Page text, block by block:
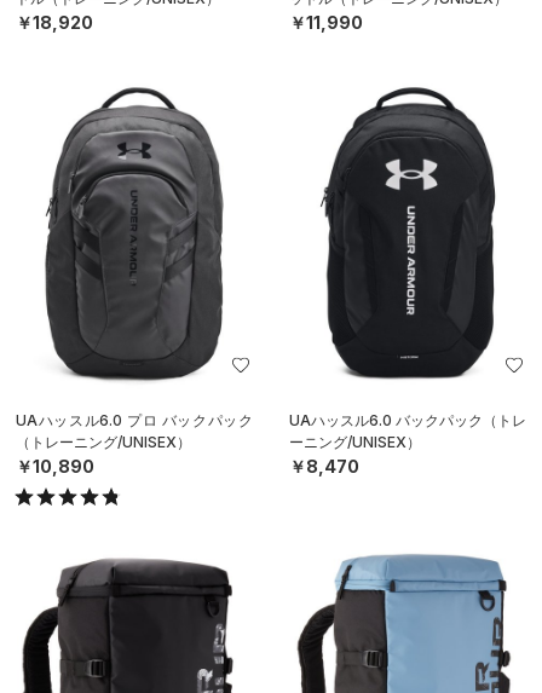
￥18,920 ￥11,990
UAハッスル6.0 プロ バックパック
（トレーニング/UNISEX）
￥10,890
UAハッスル6.0 バックパック（トレ
ーニング/UNISEX）
￥8,470